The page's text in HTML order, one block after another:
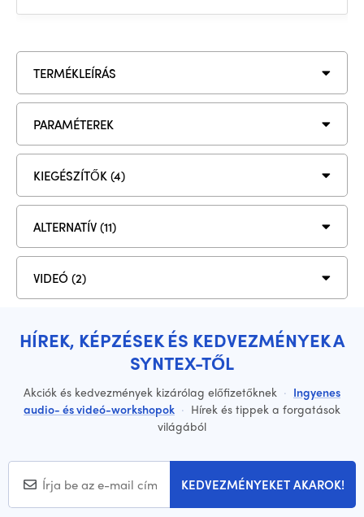
TERMÉKLEÍRÁS
PARAMÉTEREK
KIEGÉSZÍTŐK (4)
ALTERNATÍV (11)
VIDEÓ (2)
HÍREK, KÉPZÉSEK ÉS KEDVEZMÉNYEK A
SYNTEX-TŐL
Akciók és kedvezmények kizárólag előfizetőknek · Ingyenes
audio- és videó-workshopok · Hírek és tippek a forgatások
világából
KEDVEZMÉNYEKET AKAROK!